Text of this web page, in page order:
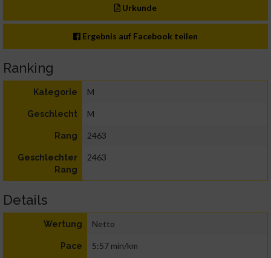
Urkunde
Ergebnis auf Facebook teilen
Ranking
Kategorie M
Geschlecht M
Rang 2463
Geschlechter
Rang
2463
Details
Wertung Netto
Pace 5:57 min/km